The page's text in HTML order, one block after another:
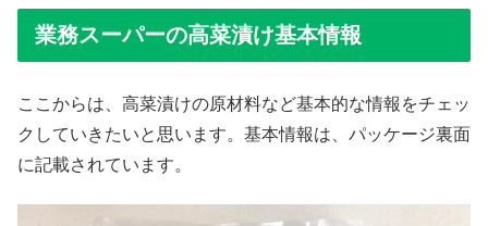
業務スーパーの高菜漬け基本情報
ここからは、高菜漬けの原材料など基本的な情報をチェッ
クしていきたいと思います。基本情報は、パッケージ裏面
に記載されています。